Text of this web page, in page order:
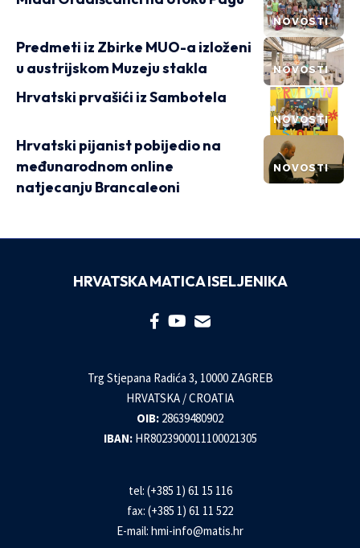
NOVOSTI
NOVOSTI
Predmeti iz Zbirke MUO-a izloženi
u austrijskom Muzeju stakla
NOVOSTI
Hrvatski prvašići iz Sambotela
NOVOSTI
Hrvatski pijanist pobijedio na
međunarodnom online
natjecanju Brancaleoni
HRVATSKA MATICA ISELJENIKA
Trg Stjepana Radića 3, 10000 ZAGREB
HRVATSKA / CROATIA
OIB: 28639480902
IBAN: HR8023900011100021305
tel: (+385 1) 61 15 116
fax: (+385 1) 61 11 522
E-mail: hmi-info@matis.hr